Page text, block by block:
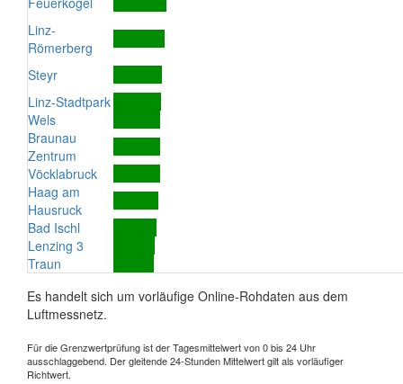
Linz-
Römerberg
Steyr
Linz-Stadtpark
Wels
Braunau
Zentrum
Vöcklabruck
Haag am
Hausruck
Bad Ischl
Lenzing 3
Traun
Es handelt sich um vorläufige Online-Rohdaten aus dem
Luftmessnetz.
Für die Grenzwertprüfung ist der Tagesmittelwert von 0 bis 24 Uhr
ausschlaggebend. Der gleitende 24-Stunden Mittelwert gilt als vorläufiger
Richtwert.